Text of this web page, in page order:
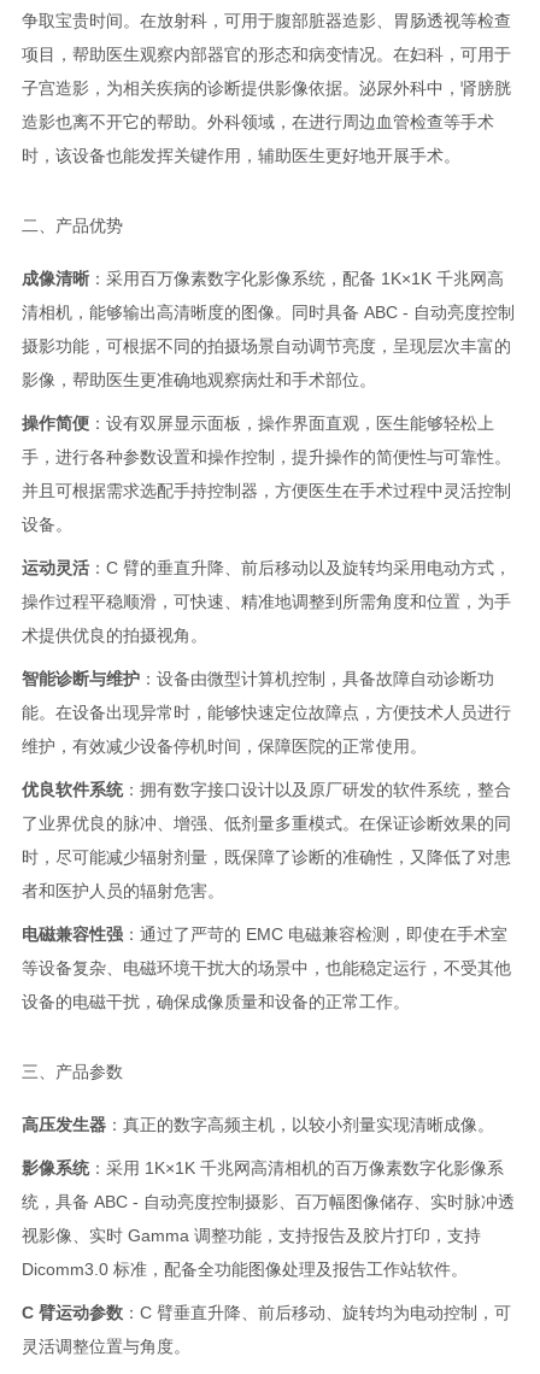
争取宝贵时间。在放射科，可用于腹部脏器造影、胃肠透视等检查
项目，帮助医生观察内部器官的形态和病变情况。在妇科，可用于
子宫造影，为相关疾病的诊断提供影像依据。泌尿外科中，肾膀胱
造影也离不开它的帮助。外科领域，在进行周边血管检查等手术
时，该设备也能发挥关键作用，辅助医生更好地开展手术。
二、产品优势
成像清晰：采用百万像素数字化影像系统，配备 1K×1K 千兆网高
清相机，能够输出高清晰度的图像。同时具备 ABC - 自动亮度控制
摄影功能，可根据不同的拍摄场景自动调节亮度，呈现层次丰富的
影像，帮助医生更准确地观察病灶和手术部位。
操作简便：设有双屏显示面板，操作界面直观，医生能够轻松上
手，进行各种参数设置和操作控制，提升操作的简便性与可靠性。
并且可根据需求选配手持控制器，方便医生在手术过程中灵活控制
设备。
运动灵活：C 臂的垂直升降、前后移动以及旋转均采用电动方式，
操作过程平稳顺滑，可快速、精准地调整到所需角度和位置，为手
术提供优良的拍摄视角。
智能诊断与维护：设备由微型计算机控制，具备故障自动诊断功
能。在设备出现异常时，能够快速定位故障点，方便技术人员进行
维护，有效减少设备停机时间，保障医院的正常使用。
优良软件系统：拥有数字接口设计以及原厂研发的软件系统，整合
了业界优良的脉冲、增强、低剂量多重模式。在保证诊断效果的同
时，尽可能减少辐射剂量，既保障了诊断的准确性，又降低了对患
者和医护人员的辐射危害。
电磁兼容性强：通过了严苛的 EMC 电磁兼容检测，即使在手术室
等设备复杂、电磁环境干扰大的场景中，也能稳定运行，不受其他
设备的电磁干扰，确保成像质量和设备的正常工作。
三、产品参数
高压发生器：真正的数字高频主机，以较小剂量实现清晰成像。
影像系统：采用 1K×1K 千兆网高清相机的百万像素数字化影像系
统，具备 ABC - 自动亮度控制摄影、百万幅图像储存、实时脉冲透
视影像、实时 Gamma 调整功能，支持报告及胶片打印，支持
Dicomm3.0 标准，配备全功能图像处理及报告工作站软件。
C 臂运动参数：C 臂垂直升降、前后移动、旋转均为电动控制，可
灵活调整位置与角度。